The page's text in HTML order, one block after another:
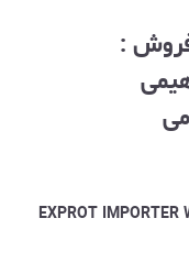
:
EXPROT IMPORTER